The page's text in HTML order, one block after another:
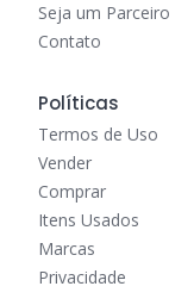
Seja um Parceiro
Contato
Políticas
Termos de Uso
Vender
Comprar
Itens Usados
Marcas
Privacidade